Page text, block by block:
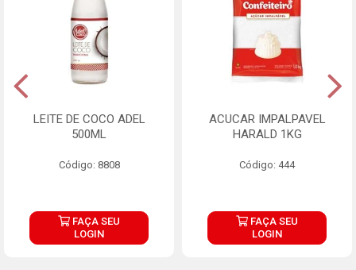
LEITE DE COCO ADEL
500ML
Código: 8808
FAÇA SEU
LOGIN
ACUCAR IMPALPAVEL
HARALD 1KG
Código: 444
FAÇA SEU
LOGIN